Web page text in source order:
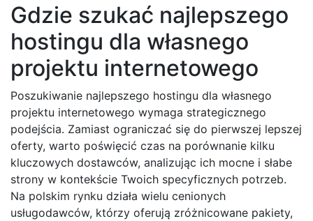
Gdzie szukać najlepszego
hostingu dla własnego
projektu internetowego
Poszukiwanie najlepszego hostingu dla własnego
projektu internetowego wymaga strategicznego
podejścia. Zamiast ograniczać się do pierwszej lepszej
oferty, warto poświęcić czas na porównanie kilku
kluczowych dostawców, analizując ich mocne i słabe
strony w kontekście Twoich specyficznych potrzeb.
Na polskim rynku działa wielu cenionych
usługodawców, którzy oferują zróżnicowane pakiety,